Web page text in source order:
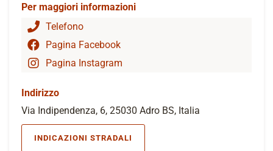
Per maggiori informazioni
Telefono
Pagina Facebook
Pagina Instagram
Indirizzo
Via Indipendenza, 6, 25030 Adro BS, Italia
INDICAZIONI STRADALI